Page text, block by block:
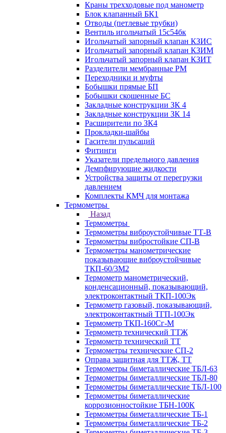
Краны трехходовые под манометр
Блок клапанный БК1
Отводы (петлевые трубки)
Вентиль игольчатый 15с54бк
Игольчатый запорный клапан КЗИС
Игольчатый запорный клапан КЗИМ
Игольчатый запорный клапан КЗИТ
Разделители мембранные РМ
Переходники и муфты
Бобышки прямые БП
Бобышки скошенные БС
Закладные конструкции ЗК 4
Закладные конструкции ЗК 14
Расширители по ЗК4
Прокладки-шайбы
Гасители пульсаций
Фитинги
Указатели предельного давления
Демпфирующие жидкости
Устройства защиты от перегрузки
давлением
Комплекты КМЧ для монтажа
Термометры
Назад
Термометры
Термометры виброустойчивые ТТ-В
Термометры вибростойкие СП-В
Термометры манометрические
показывающие виброустойчивые
ТКП-60/3М2
Термометр манометрический,
конденсационный, показывающий,
электроконтактный ТКП-100Эк
Термометр газовый, показывающий,
электроконтактный ТГП-100Эк
Термометр ТКП-160Сг-М
Термометр технический ТТЖ
Термометр технический ТТ
Термометры технические СП-2
Оправа защитная для ТТЖ, ТТ
Термометры биметаллические ТБЛ-63
Термометры биметаллические ТБЛ-80
Термометры биметаллические ТБЛ-100
Термометры биметаллические
коррозионностойкие ТБН-100К
Термометры биметаллические ТБ-1
Термометры биметаллические ТБ-2